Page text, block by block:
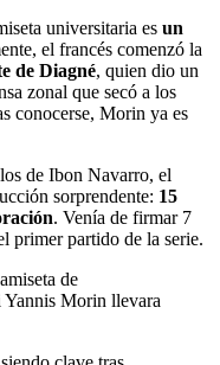
universitaria es un
el francés comenzó la
de Diagné, quien dio un
zonal que secó a los
conocerse, Morin ya es
de Ibon Navarro, el
sorprendente: 15
. Venía de firmar 7
primer partido de la serie.
de
Yannis Morin llevara